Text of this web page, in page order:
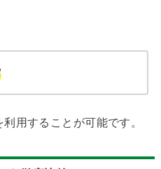
用することが可能です。